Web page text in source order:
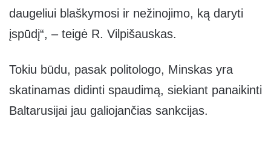
daugeliui blaškymosi ir nežinojimo, ką daryti
įspūdį“, – teigė R. Vilpišauskas.
Tokiu būdu, pasak politologo, Minskas yra
skatinamas didinti spaudimą, siekiant panaikinti
Baltarusijai jau galiojančias sankcijas.